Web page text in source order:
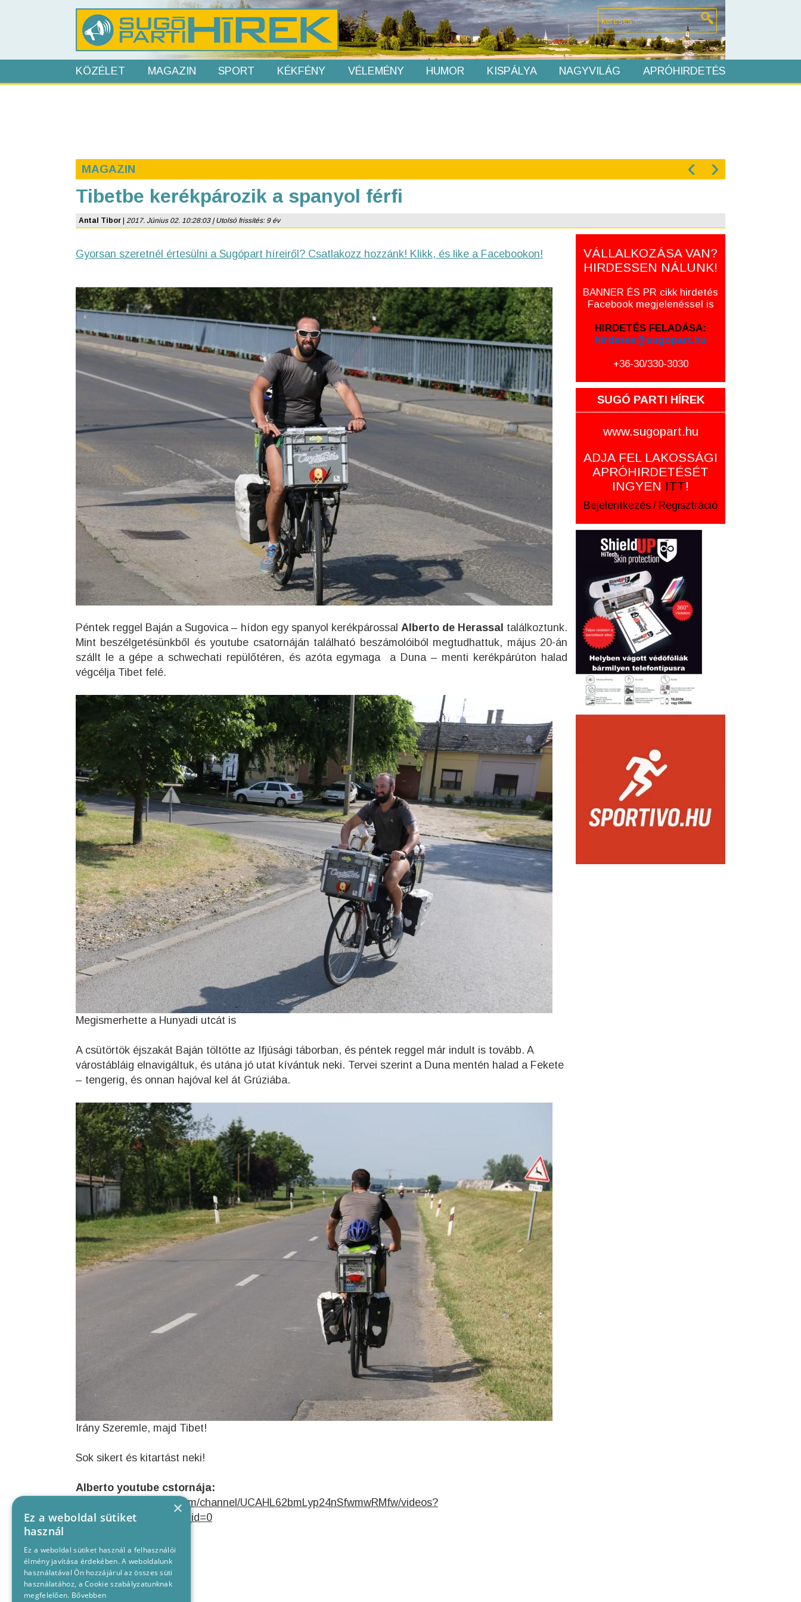
KÖZÉLET MAGAZIN SPORT KÉKFÉNY VÉLEMÉNY HUMOR KISPÁLYA NAGYVILÁG APRÓHIRDETÉS
MAGAZIN ‹ ›
Tibetbe kerékpározik a spanyol férfi
Antal Tibor 2017. Június 02. 10:28:03 | Utolsó frissítés: 9 év
Gyorsan szeretnél értesülni a Sugópart híreiről? Csatlakozz hozzánk! Klikk, és like a Facebookon!
Péntek reggel Baján a Sugovica – hídon egy spanyol kerékpárossalAlberto de Herassal találkoztunk.
Mint beszélgetésünkből és youtube csatornáján található beszámolóiból megtudhattuk, május 20-án
szállt le a gépe a schwechati repülőtéren, és azóta egymaga a Duna – menti kerékpárúton halad
végcélja Tibet felé.
Megismerhette a Hunyadi utcát is
A csütörtök éjszakát Baján töltötte az Ifjúsági táborban, és péntek reggel már indult is tovább. A
várostábláig elnavigáltuk, és utána jó utat kívántuk neki. Tervei szerint a Duna mentén halad a Fekete
– tengerig, és onnan hajóval kel át Grúziába.
Irány Szeremle, majd Tibet!
Sok sikert és kitartást neki!
Alberto youtube cstornája:
https://www.youtube.com/channel/UCAHL62bmLyp24nSfwmwRMfw/videos?
view=0&sort=dd&shelf_id=0
VÁLLALKOZÁSA VAN?
HIRDESSEN NÁLUNK!
BANNER ÉS PR cikk hirdetés
Facebook megjelenéssel is
HIRDETÉS FELADÁSA:
hirdetes@sugopart.hu
+36-30/330-3030
SUGÓ PARTI HÍREK
www.sugopart.hu
ADJA FEL LAKOSSÁGI
APRÓHIRDETÉSÉT
INGYEN ITT!
Bejelentkezés / Regisztráció
×
Ez a weboldal sütiket
használ
Ez a weboldal sütiket használ a felhasználói
élmény javítása érdekében. A weboldalunk
használatával Ön hozzájárul az összes süti
használatához, a Cookie szabályzatunknak
megfelelően. Bővebben